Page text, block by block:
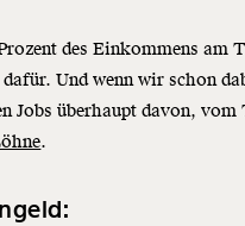
des Einkommens am
Und wenn wir schon
Jobs überhaupt davon,
.